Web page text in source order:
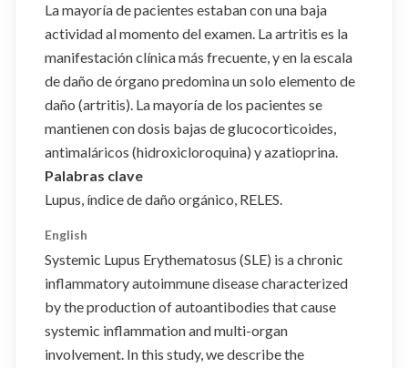
La mayoría de pacientes estaban con una baja
actividad al momento del examen. La artritis es la
manifestación clínica más frecuente, y en la escala
de daño de órgano predomina un solo elemento de
daño (artritis). La mayoría de los pacientes se
mantienen con dosis bajas de glucocorticoides,
antimaláricos (hidroxicloroquina) y azatioprina.
Palabras clave
Lupus, índice de daño orgánico, RELES.
English
Systemic Lupus Erythematosus (SLE) is a chronic
inflammatory autoimmune disease characterized
by the production of autoantibodies that cause
systemic inflammation and multi-organ
involvement. In this study, we describe the